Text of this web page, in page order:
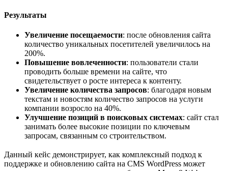
Результаты
Увеличение посещаемости: после обновления сайта
количество уникальных посетителей увеличилось на
200%.
Повышение вовлеченности: пользователи стали
проводить больше времени на сайте, что
свидетельствует о росте интереса к контенту.
Увеличение количества запросов: благодаря новым
текстам и новостям количество запросов на услуги
компании возросло на 40%.
Улучшение позиций в поисковых системах: сайт стал
занимать более высокие позиции по ключевым
запросам, связанным со строительством.
Данный кейс демонстрирует, как комплексный подход к
поддержке и обновлению сайта на CMS WordPress может